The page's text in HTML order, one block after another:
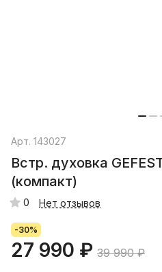
Арт. 143027
Встр. духовка
(компакт)
0 Нет отзывов
-30%
27 990 ₽ 39 990 ₽